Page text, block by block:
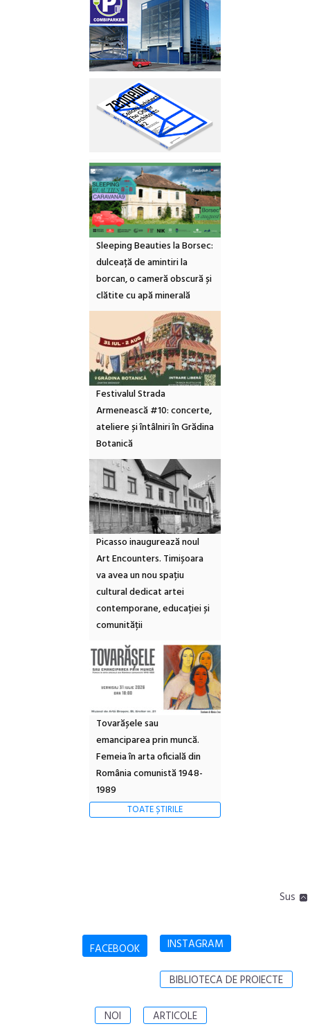
Sleeping Beauties la Borsec:
dulceață de amintiri la
borcan, o cameră obscură și
clătite cu apă minerală
Festivalul Strada
Armenească #10: concerte,
ateliere și întâlniri în Grădina
Botanică
Picasso inaugurează noul
Art Encounters. Timișoara
va avea un nou spațiu
cultural dedicat artei
contemporane, educației și
comunității
Tovarășele sau
emanciparea prin muncă.
Femeia în arta oficială din
România comunistă 1948-
1989
TOATE ȘTIRILE
Sus
FACEBOOK INSTAGRAM
BIBLIOTECA DE PROIECTE
NOI ARTICOLE